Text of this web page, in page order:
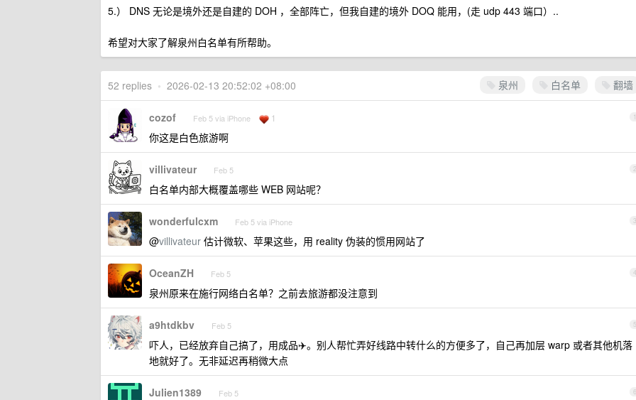
5.） DNS 无论是境外还是自建的 DOH ，全部阵亡，但我自建的境外 DOQ 能用，(走 udp 443 端口）..
希望对大家了解泉州白名单有所帮助。
泉州 白名单 翻墙
52 replies • 2026-02-13 20:52:02 +08:00
1
cozof Feb 5 via iPhone 1
你这是白色旅游啊
2
villivateur Feb 5
白名单内部大概覆盖哪些 WEB 网站呢？
3
wonderfulcxm Feb 5 via iPhone
@villivateur 估计微软、苹果这些，用 reality 伪装的惯用网站了
4
OceanZH Feb 5
泉州原来在施行网络白名单？之前去旅游都没注意到
5
a9htdkbv Feb 5
吓人，已经放弃自己搞了，用成品✈️。别人帮忙弄好线路中转什么的方便多了，自己再加层 warp 或者其他机落
地就好了。无非延迟再稍微大点
6
Julien1389 Feb 5